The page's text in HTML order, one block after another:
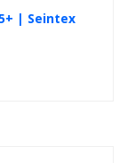
| Seintex